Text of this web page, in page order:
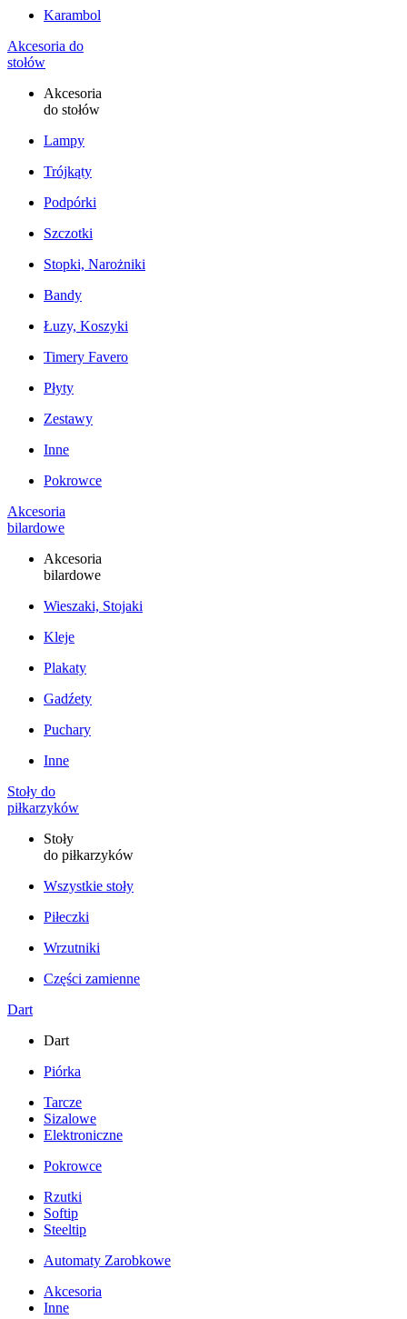
Karambol
Akcesoria do
stołów
Akcesoria
do stołów
Lampy
Trójkąty
Podpórki
Szczotki
Stopki, Narożniki
Bandy
Łuzy, Koszyki
Timery Favero
Płyty
Zestawy
Inne
Pokrowce
Akcesoria
bilardowe
Akcesoria
bilardowe
Wieszaki, Stojaki
Kleje
Plakaty
Gadźety
Puchary
Inne
Stoły do
piłkarzyków
Stoły
do piłkarzyków
Wszystkie stoły
Piłeczki
Wrzutniki
Części zamienne
Dart
Dart
Piórka
Tarcze
Sizalowe
Elektroniczne
Pokrowce
Rzutki
Softip
Steeltip
Automaty Zarobkowe
Akcesoria
Inne